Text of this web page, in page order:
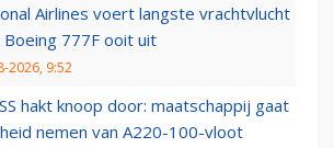
Airlines voert langste vrachtvlucht
777F ooit uit
2026, 9:52
hakt knoop door: maatschappij gaat
nemen van A220-100-vloot